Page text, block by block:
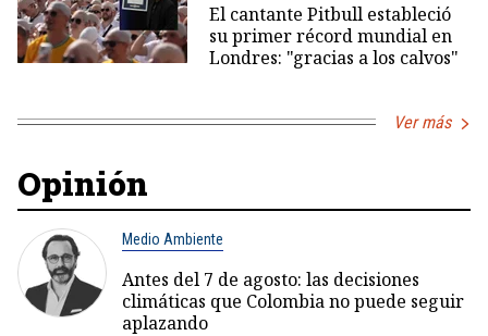
El cantante Pitbull estableció
su primer récord mundial en
Londres: "gracias a los calvos"
Ver más
Opinión
Medio Ambiente
Antes del 7 de agosto: las decisiones
climáticas que Colombia no puede seguir
aplazando